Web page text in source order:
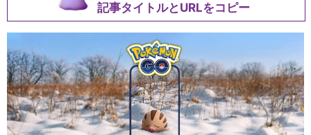
記事タイトルとURLをコピー